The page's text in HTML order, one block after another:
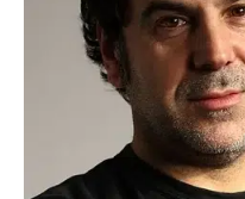
Idiomas:
Castellano:
Gallego:
Portugués:
...